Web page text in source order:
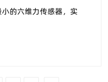
的六维力传感器，实